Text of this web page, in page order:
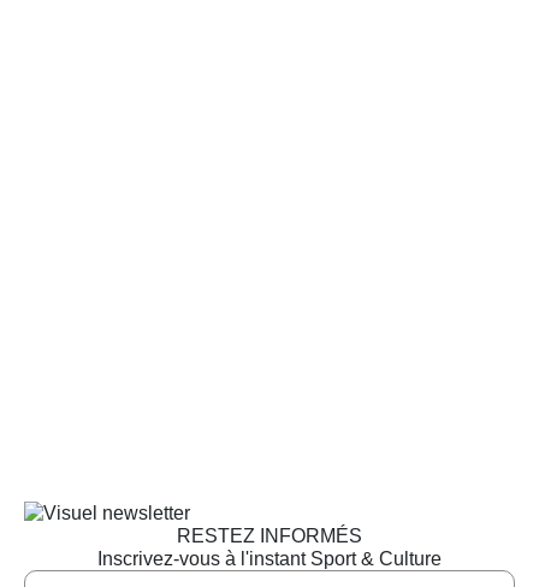
RESTEZ INFORMÉS
Inscrivez-vous à l'instant Sport & Culture